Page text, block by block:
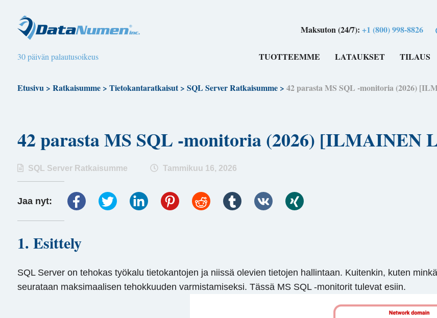
Maksuton (24/7):+1 (800) 998-8826
30 päivän palautusoikeus TUOTTEEMME LATAUKSET TILAUS
Etusivu> Ratkaisumme> Tietokantaratkaisut> SQL Server Ratkaisumme> 42 parasta MS SQL -monitoria (2026)
42 parasta MS SQL -monitoria (2026) [ILMAINEN
SQL Server Ratkaisumme Tammikuu 16, 2026
Jaa nyt:
1. Esittely
SQL Server on tehokas työkalu tietokantojen ja niissä olevien tietojen hallintaan. Kuitenkin, kuten
seurataan maksimaalisen tehokkuuden varmistamiseksi. Tässä MS SQL -monitorit tulevat esiin.